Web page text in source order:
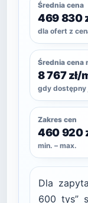
Średnia cena
469 830
dla ofert z
Średnia cena
8 767 zł/
gdy
Zakres cen
460 920
min. – max.
Dla
600 tys”